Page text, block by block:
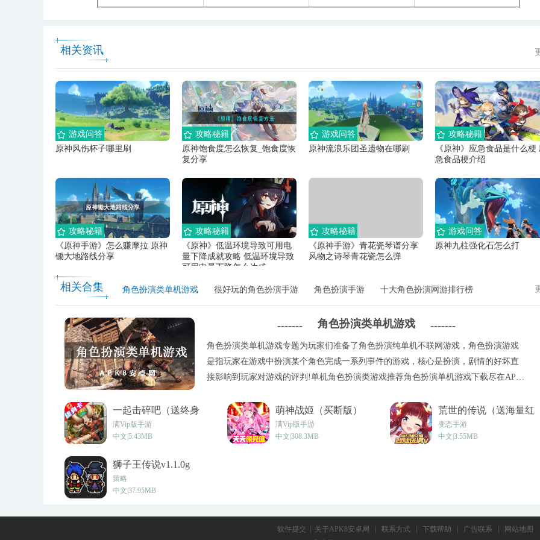
相关资讯
原神风伤杯子哪里刷
游戏问答
原神饱食度怎么恢复_饱食度恢
复分享
攻略秘籍
原神流浪乐团圣遗物在哪刷
游戏问答
《原神》应急食品是什么梗
急食品梗介绍
攻略秘籍
《原神手游》怎么赚摩拉 原神
锄大地路线分享
攻略秘籍
《原神》低温环境导致可用电
量下降成就攻略 低温环境导致
可用电量下降怎么达成
攻略秘籍
《原神手游》青花瓷琴谱分享
风物之诗琴青花瓷怎么弹
攻略秘籍
原神九柱强化石怎么打
游戏问答
相关合集 角色扮演类单机游戏 很好玩的角色扮演手游 角色扮演手游 十大角色扮演网游排行榜
------- 角色扮演类单机游戏 -------
角色扮演类单机游戏专题为玩家们准备了角色扮演纯单机不联网游戏，角色扮演游戏
是指玩家在游戏中扮演某个角色完成一系列事件的游戏，核心是扮演，剧情的好坏直
接影响到玩家对游戏的评判!单机角色扮演类游戏推荐角色扮演单机游戏下载尽在APK8
一起击碎吧（送终身
卡）v1.0.0
满Vip版手游
中文|5.43MB
萌神战姬（买断版）
v16.3
满Vip版手游
中文|308.3MB
荒世的传说（送海量红
包）v1.128
变态手游
中文|3.55MB
狮子王传说v1.1.0g
策略
中文|37.95MB
软件提交 关于APK8安卓网 联系方式 下载帮助 广告联系
网站地图